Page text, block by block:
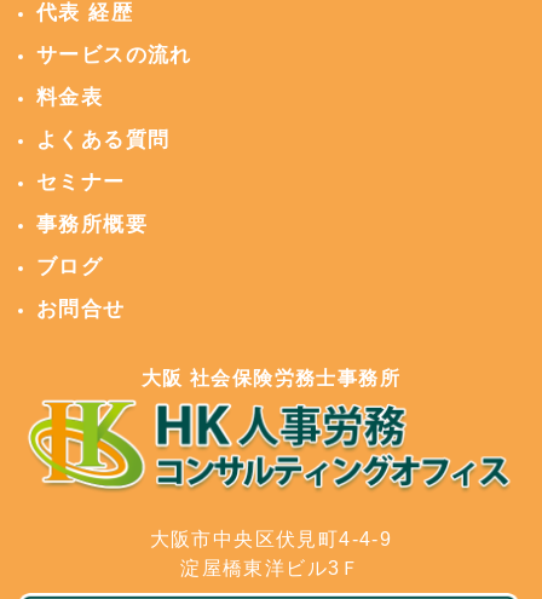
代表 経歴
サービスの流れ
料金表
よくある質問
セミナー
事務所概要
ブログ
お問合せ
大阪 社会保険労務士事務所
大阪市中央区伏見町4-4-9
淀屋橋東洋ビル3Ｆ